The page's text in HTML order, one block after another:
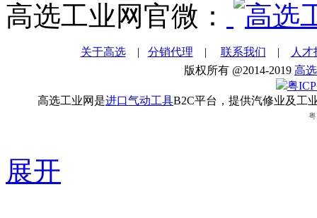
高选工业网官微：
关于高选| 分销代理 | 联系我们 |
人才
版权所有 @2014-2019 高
粤
高选工业网是进口气动工具B2C平台，提供汽修业及工
展开